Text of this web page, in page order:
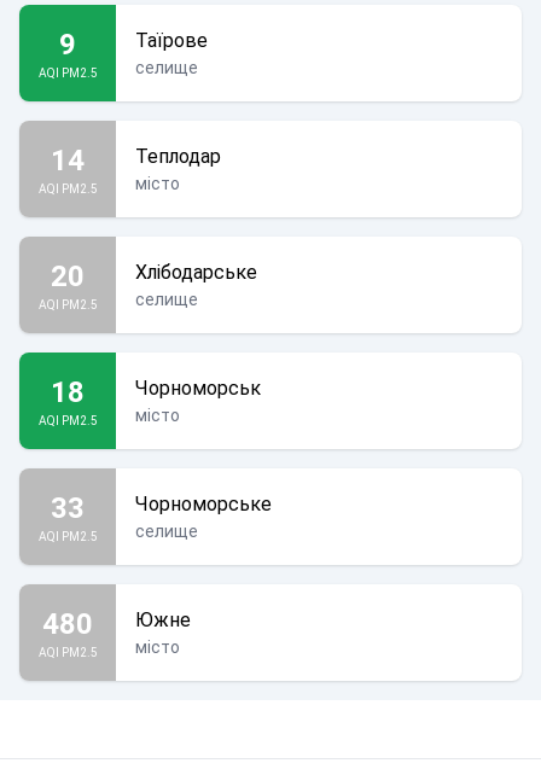
9
AQI PM2.5
Таїрове
селище
14
AQI PM2.5
Теплодар
місто
20
AQI PM2.5
Хлібодарське
селище
18
AQI PM2.5
Чорноморськ
місто
33
AQI PM2.5
Чорноморське
селище
480
AQI PM2.5
Южне
місто